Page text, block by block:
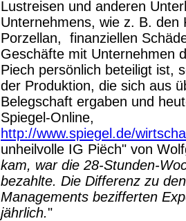
Lustreisen und anderen
Unternehmens, wie z. B.
Porzellan, finanziellen
Geschäfte mit Unternehmen
Piech persönlich beteiligt ist,
der Produktion, die sich aus
Belegschaft ergaben und
Spiegel-Online,
http://www.spiegel.de/
unheilvolle IG Piëch" von
kam, war die 28-Stunden-
bezahlte. Die Differenz zu
Managements bezifferten
jährlich."